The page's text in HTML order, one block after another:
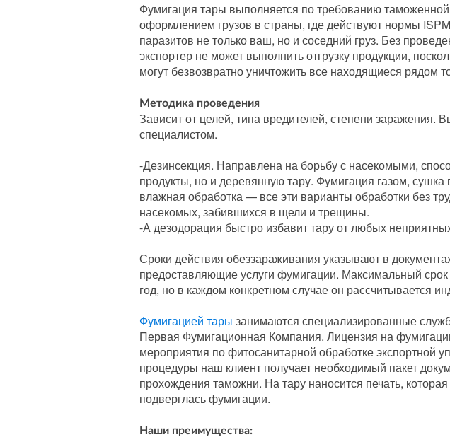
Фумигация тары выполняется по требованию
оформлением грузов в страны, где действуют нормы
паразитов не только ваш, но и соседний груз. Без
экспортер не может выполнить отгрузку продукции,
могут безвозвратно уничтожить все находящиеся рядом
Методика проведения
Зависит от целей, типа вредителей, степени заражения.
специалистом.
-Дезинсекция. Направлена на борьбу с насекомыми,
продукты, но и деревянную тару. Фумигация газом, сушка
влажная обработка — все эти варианты обработки без
насекомых, забившихся в щели и трещины.
-А дезодорация быстро избавит тару от любых
Сроки действия обеззараживания указывают в
предоставляющие услуги фумигации. Максимальный срок
год, но в каждом конкретном случае он рассчитывается
Фумигацией тары занимаются специализированные
Первая Фумигационная Компания. Лицензия на
мероприятия по фитосанитарной обработке экспортной
процедуры наш клиент получает необходимый пакет
прохождения таможни. На тару наносится печать,
подверглась фумигации.
Наши преимущества: